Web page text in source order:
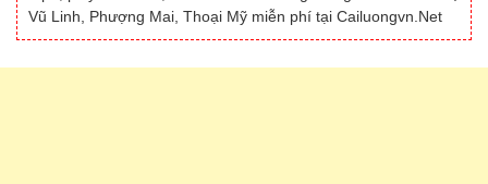
Vũ Linh, Phượng Mai, Thoại Mỹ miễn phí tại Cailuongvn.Net